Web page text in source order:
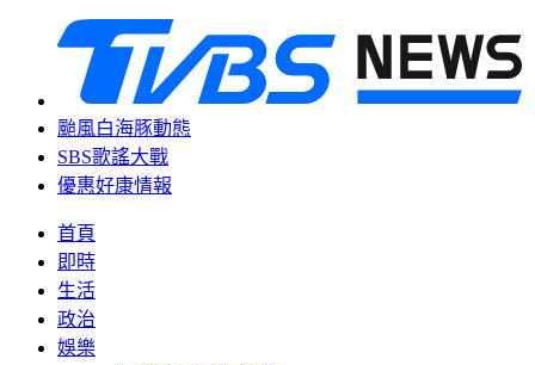
颱風白海豚動態
SBS歌謠大戰
優惠好康情報
首頁
即時
生活
政治
娛樂